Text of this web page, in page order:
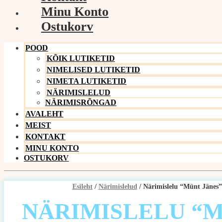
Minu Konto
Ostukorv
POOD
KÕIK LUTIKETID
NIMELISED LUTIKETID
NIMETA LUTIKETID
NÄRIMISLELUD
NÄRIMISRÕNGAD
AVALEHT
MEIST
KONTAKT
MINU KONTO
OSTUKORV
Esileht/ Närimislelud/ Närimislelu “Münt Jänes”
NÄRIMISLELU